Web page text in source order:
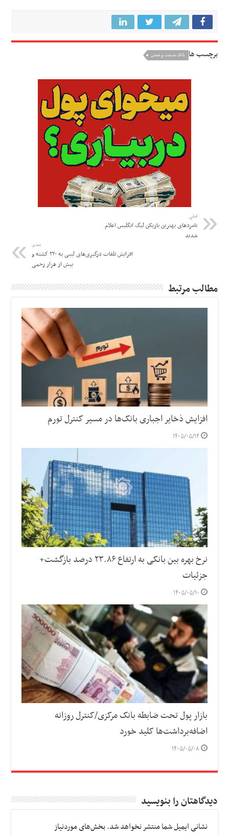
برچسب ها بانک صنعت و معدن
قبلی
نامزدهای بهترین بازیکن لیگ انگلیس اعلام
شدند
بعدی
افزایش تلفات درگیری‌های لیبی به ۲۲۰ کشته و
بیش از هزار زخمی
مطالب مرتبط
افزایش ذخایر اجباری بانک‌ها در مسیر کنترل تورم
۱۴۰۵/۰۵/۱۴
نرخ بهره بین بانکی به ارتفاع ۲۳.۸۶ درصد بازگشت+
جزئیات
۱۴۰۵/۰۵/۱۰
بازار پول تحت ضابطه بانک مرکزی/کنترل روزانه
اضافه‌برداشت‌ها کلید خورد
۱۴۰۵/۰۵/۰۸
دیدگاهتان را بنویسید
نشانی ایمیل شما منتشر نخواهد شد.بخش‌های موردنیاز